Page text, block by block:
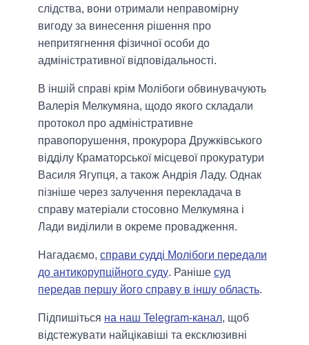
слідства, вони отримали неправомірну
вигоду за винесення рішення про
непритягнення фізичної особи до
адміністративної відповідальності.
В іншій справі крім Молібоги обвинувачують
Валерія Мелкумяна, щодо якого складали
протокол про адміністративне
правопорушення, прокурора Дружківського
відділу Краматорської місцевої прокуратури
Василя Ягупця, а також Андрія Ладу. Однак
пізніше через залучення перекладача в
справу матеріали стосовно Мелкумяна і
Лади виділили в окреме провадження.
Нагадаємо, справи судді Молібоги передали
до антикорупційного суду. Раніше суд
передав першу його справу в іншу область.
Підпишіться на наш Telegram-канал, щоб
відстежувати найцікавіші та ексклюзивні